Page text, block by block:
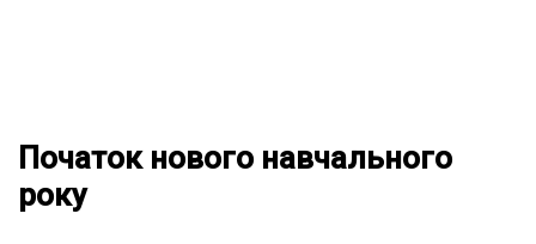
Початок нового навчального
року